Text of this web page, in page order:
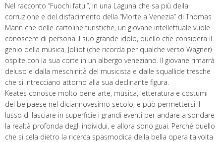
Nel racconto “Fuochi fatui”, in una Laguna che sa più della
corruzione e del disfacimento della “Morte a Venezia” di Thomas
Mann che delle cartoline turistiche, un giovane intellettuale vuole
conoscere di persona il suo grande idolo, quello che considera il
genio della musica, Jolliot (che ricorda per qualche verso Wagner)
ospite con la sua corte in un albergo veneziano. Il giovane rimarrà
deluso e dalla meschinità del musicista e dalle squallide tresche
che si intrecciano attorno alla sua declinante figura.
Keates conosce molto bene arte, musica, letteratura e costumi
del belpaese nel diciannovesimo secolo, e può permettersi il
lusso di lasciare in superficie i grandi eventi per andare a sondare
la realtà profonda degli individui, e allora sono guai. Perché quello
che si cela dietro la ricerca spasmodica della bella opera talvolta